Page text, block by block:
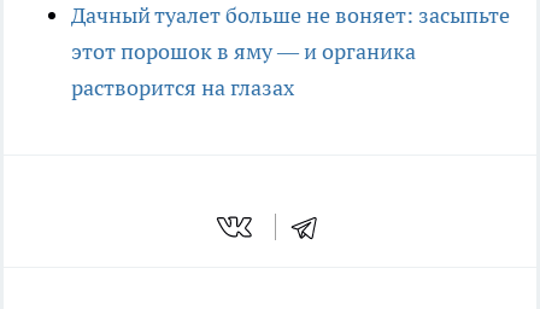
Дачный туалет больше не воняет: засыпьте
этот порошок в яму — и органика
растворится на глазах